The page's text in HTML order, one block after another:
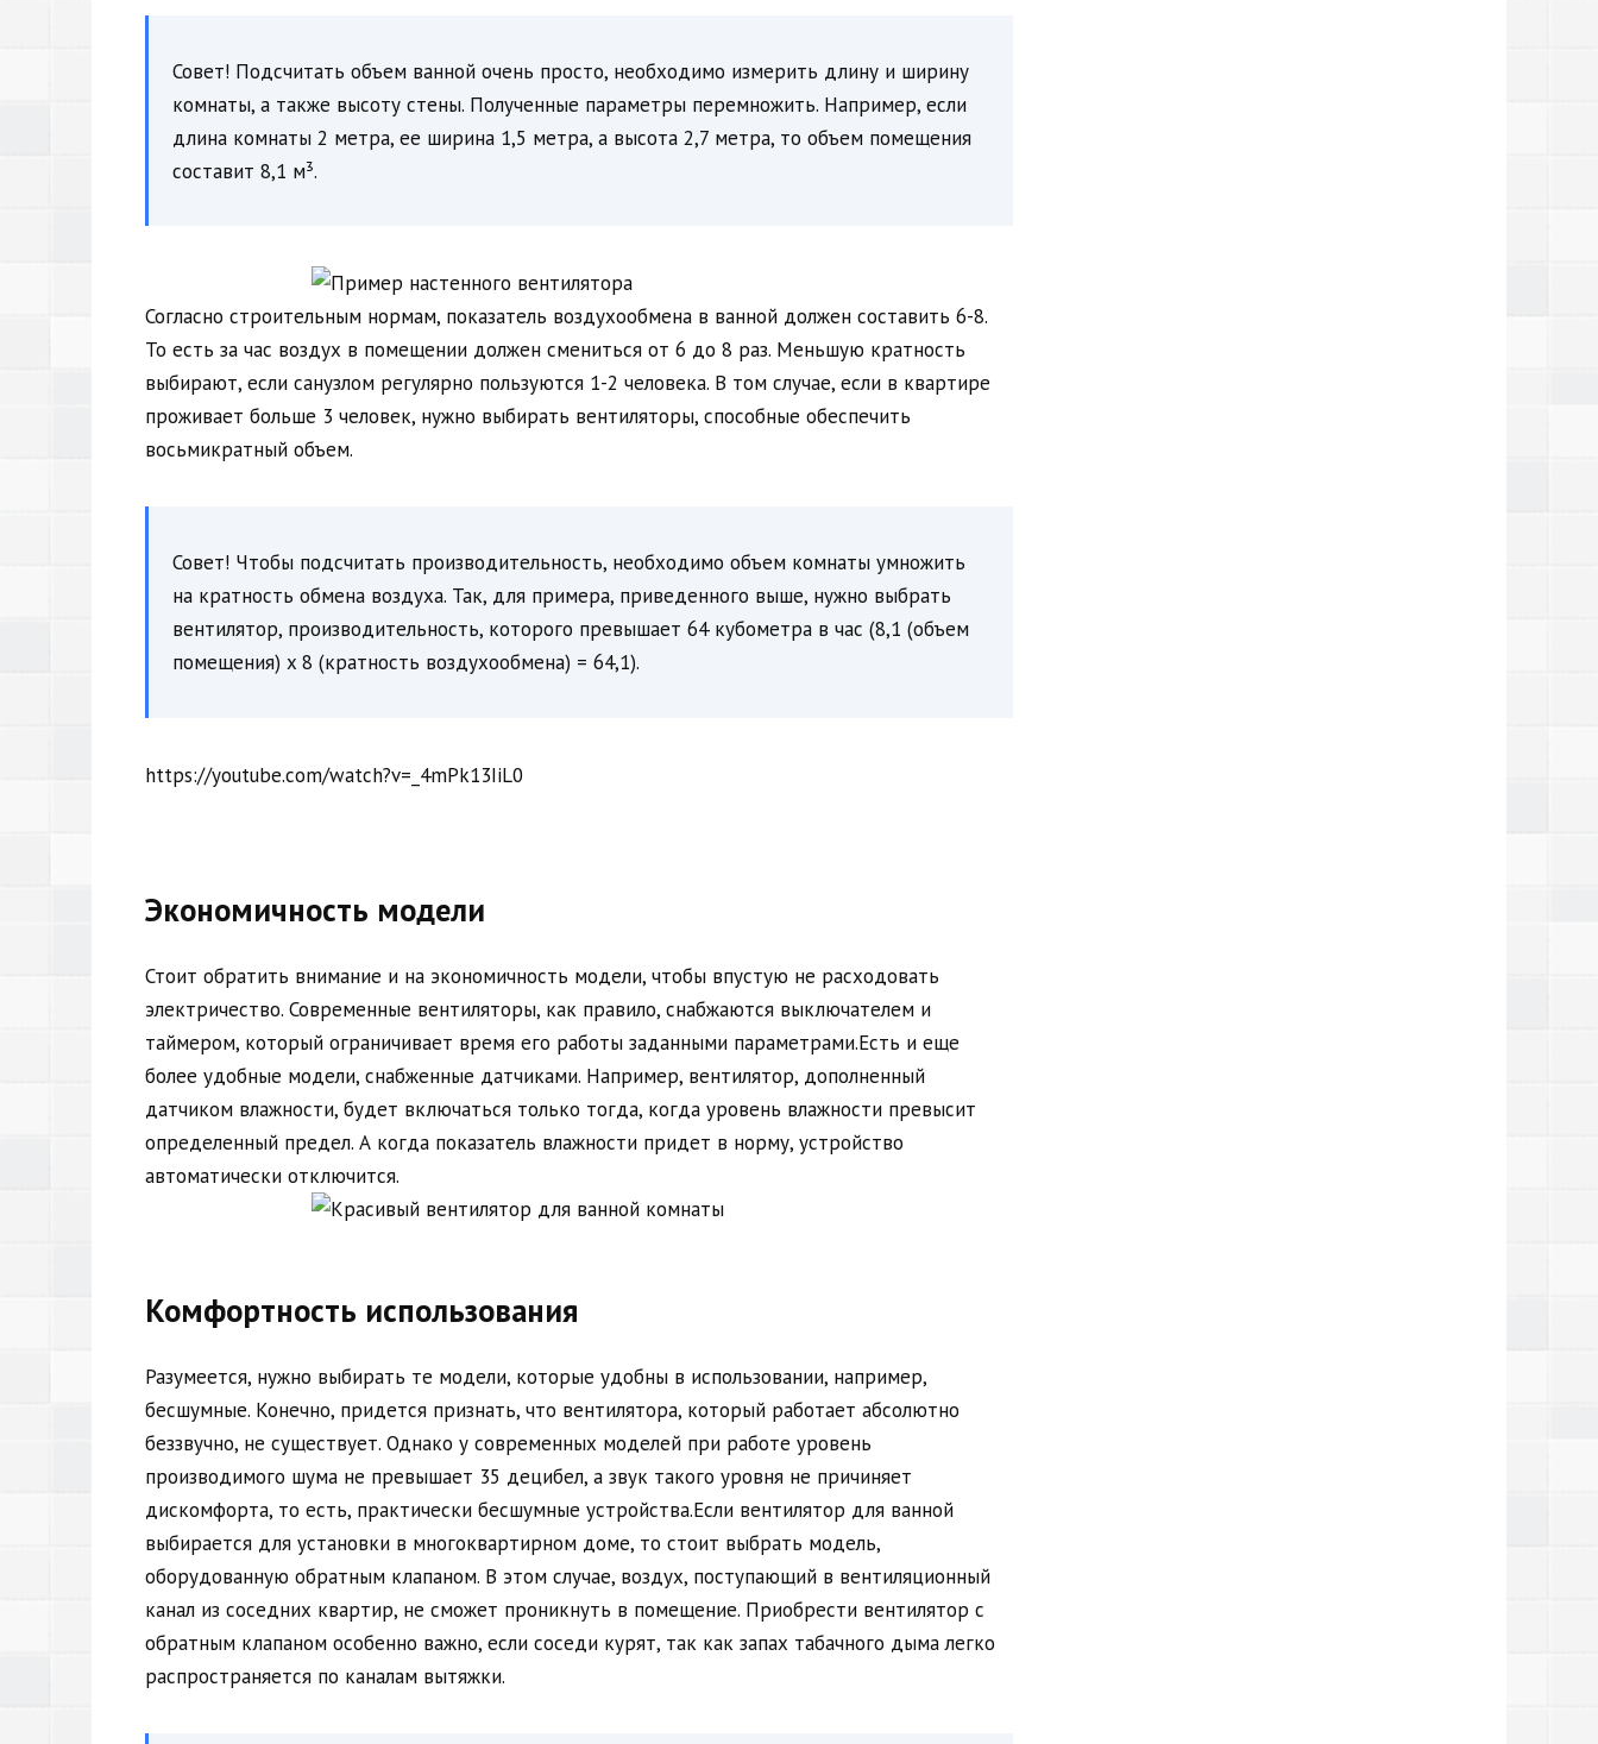
Совет! Подсчитать объем ванной очень просто, необходимо измерить длину и ширину
комнаты, а также высоту стены. Полученные параметры перемножить. Например, если
длина комнаты 2 метра, ее ширина 1,5 метра, а высота 2,7 метра, то объем помещения
составит 8,1 м³.
Согласно строительным нормам, показатель воздухообмена в ванной должен составить 6-8.
То есть за час воздух в помещении должен смениться от 6 до 8 раз. Меньшую кратность
выбирают, если санузлом регулярно пользуются 1-2 человека. В том случае, если в квартире
проживает больше 3 человек, нужно выбирать вентиляторы, способные обеспечить
восьмикратный объем.
Совет! Чтобы подсчитать производительность, необходимо объем комнаты умножить
на кратность обмена воздуха. Так, для примера, приведенного выше, нужно выбрать
вентилятор, производительность, которого превышает 64 кубометра в час (8,1 (объем
помещения) x 8 (кратность воздухообмена) = 64,1).
https://youtube.com/watch?v=_4mPk13IiL0
Экономичность модели
Стоит обратить внимание и на экономичность модели, чтобы впустую не расходовать
электричество. Современные вентиляторы, как правило, снабжаются выключателем и
таймером, который ограничивает время его работы заданными параметрами.Есть и еще
более удобные модели, снабженные датчиками. Например, вентилятор, дополненный
датчиком влажности, будет включаться только тогда, когда уровень влажности превысит
определенный предел. А когда показатель влажности придет в норму, устройство
автоматически отключится.
Комфортность использования
Разумеется, нужно выбирать те модели, которые удобны в использовании, например,
бесшумные. Конечно, придется признать, что вентилятора, который работает абсолютно
беззвучно, не существует. Однако у современных моделей при работе уровень
производимого шума не превышает 35 децибел, а звук такого уровня не причиняет
дискомфорта, то есть, практически бесшумные устройства.Если вентилятор для ванной
выбирается для установки в многоквартирном доме, то стоит выбрать модель,
оборудованную обратным клапаном. В этом случае, воздух, поступающий в вентиляционный
канал из соседних квартир, не сможет проникнуть в помещение. Приобрести вентилятор с
обратным клапаном особенно важно, если соседи курят, так как запах табачного дыма легко
распространяется по каналам вытяжки.